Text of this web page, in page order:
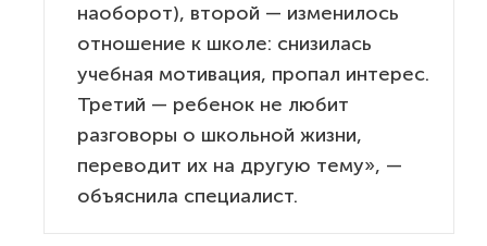
наоборот), второй — изменилось
отношение к школе: снизилась
учебная мотивация, пропал интерес.
Третий — ребенок не любит
разговоры о школьной жизни,
переводит их на другую тему», —
объяснила специалист.